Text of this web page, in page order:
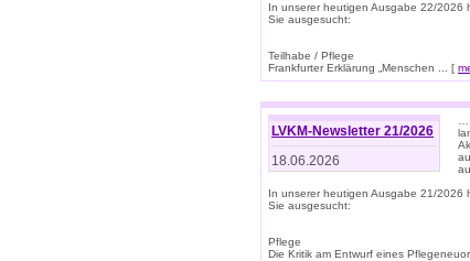
In unserer heutigen Ausgabe 22/2026
Sie ausgesucht:
Teilhabe / Pflege
Frankfurter Erklärung „Menschen ... [
LVKM-Newsletter 21/2026
18.06.2026
In unserer heutigen Ausgabe 21/2026
Sie ausgesucht:
Pflege
Die Kritik am Entwurf eines